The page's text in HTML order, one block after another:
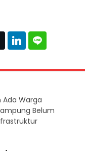
Ada Warga
Belum